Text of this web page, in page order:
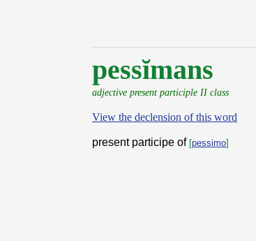
pessĭmans
adjective present participle II class
View the declension of this word
present participe of [pessimo]